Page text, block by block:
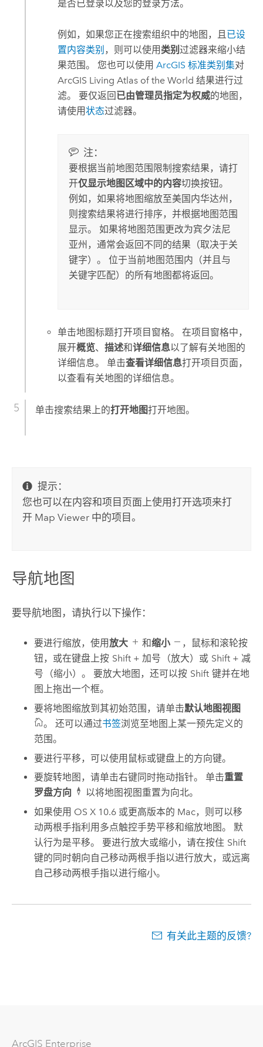
是否已登录以及您的登录方法。
例如，如果您正在搜索组织中的地图，且 已设
置内容类别 ，则可以使用类别过滤器来缩小结
果范围。 您也可以使用ArcGIS 标准类别集对
ArcGIS Living Atlas of the World 结果进行过
滤。 要仅返回已由管理员指定为权威的地图，
请使用状态过滤器。
注：
要根据当前地图范围限制搜索结果，请打
开仅显示地图区域中的内容切换按钮。
例如，如果将地图缩放至美国内华达州，
则搜索结果将进行排序，并根据地图范围
显示。 如果将地图范围更改为宾夕法尼
亚州，通常会返回不同的结果（取决于关
键字）。 位于当前地图范围内（并且与
关键字匹配）的所有地图都将返回。
单击地图标题打开项目窗格。 在项目窗格中，
展开概览、描述和详细信息以了解有关地图的
详细信息。 单击查看详细信息打开项目页面，
以查看有关地图的详细信息。
单击搜索结果上的打开地图打开地图。
提示：
您也可以在内容和项目页面上使用打开选项来打
开 Map Viewer 中的项目。
导航地图
要导航地图，请执行以下操作：
要进行缩放，使用放大 和缩小
，鼠标和滚轮按
钮，或在键盘上按 Shift + 加号 （放大）或 Shift + 减
号
（缩小）。 要放大地图，还可以按 Shift 键并在地
图上拖出一个框。
要将地图缩放到其初始范围，请单击默认地图视图
。 还可以通过书签浏览至地图上某一预先定义的
范围。
要进行平移，可以使用鼠标或键盘上的方向键。
要旋转地图，请单击右键同时拖动指针。 单击重置
罗盘方向
以将地图视图重置为向北。
如果使用 OS X 10.6 或更高版本的 Mac，则可以移
动两根手指利用多点触控手势平移和缩放地图。 默
认行为是平移。 要进行放大或缩小，请在按住 Shift
键的同时朝向自己移动两根手指以进行放大，或远离
自己移动两根手指以进行缩小。
有关此主题的反馈?
ArcGIS Enterprise